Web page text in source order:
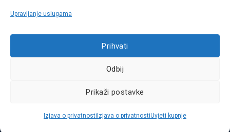
Upravljanje uslugama
Prihvati
Odbij
Prikaži postavke
Izjava o privatnosti Izjava o privatnostiUvjeti kupnje
+38513030300